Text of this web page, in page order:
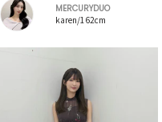
MERCURYDUO
karen/162cm